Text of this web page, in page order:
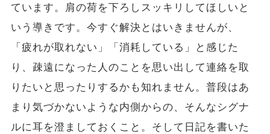
ています。肩の荷を下ろしスッキリしてほしいと
いう導きです。今すぐ解決とはいきませんが、
「疲れが取れない」「消耗している」と感じた
り、疎遠になった人のことを思い出して連絡を取
りたいと思ったりするかも知れません。普段はあ
まり気づかないような内側からの、そんなシグナ
ルに耳を澄ましておくこと。そして日記を書いた